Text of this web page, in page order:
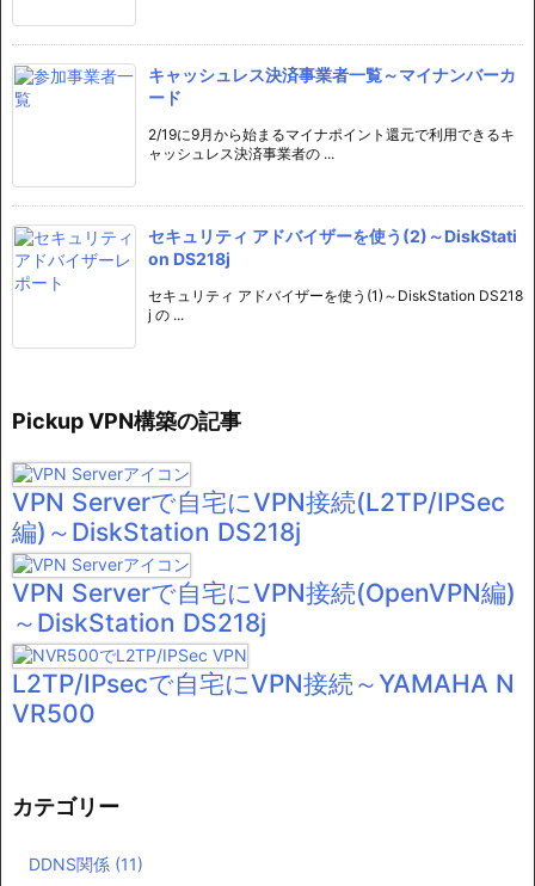
キャッシュレス決済事業者一覧～マイナンバーカ
ード
2/19に9月から始まるマイナポイント還元で利用できるキ
ャッシュレス決済事業者の ...
セキュリティ アドバイザーを使う(2)～DiskStati
on DS218j
セキュリティ アドバイザーを使う(1)～DiskStation DS218
j の ...
Pickup VPN構築の記事
VPN Serverで自宅にVPN接続(L2TP/IPSec
編)～DiskStation DS218j
VPN Serverで自宅にVPN接続(OpenVPN編)
～DiskStation DS218j
L2TP/IPsecで自宅にVPN接続～YAMAHA N
VR500
カテゴリー
DDNS関係 (11)